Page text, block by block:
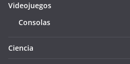
Videojuegos
Consolas
Ciencia